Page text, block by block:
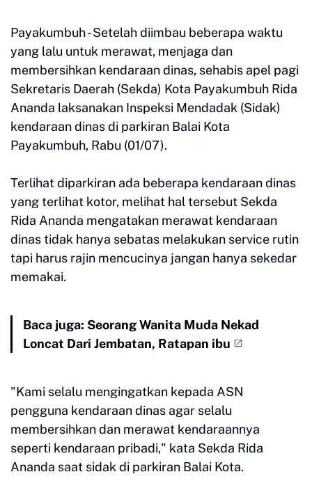
Payakumbuh - Setelah diimbau beberapa waktu
yang lalu untuk merawat, menjaga dan
membersihkan kendaraan dinas, sehabis apel pagi
Sekretaris Daerah (Sekda) Kota Payakumbuh Rida
Ananda laksanakan Inspeksi Mendadak (Sidak)
kendaraan dinas di parkiran Balai Kota
Payakumbuh, Rabu (01/07).
Terlihat diparkiran ada beberapa kendaraan dinas
yang terlihat kotor, melihat hal tersebut Sekda
Rida Ananda mengatakan merawat kendaraan
dinas tidak hanya sebatas melakukan service rutin
tapi harus rajin mencucinya jangan hanya sekedar
memakai.
Baca juga: Seorang Wanita Muda Nekad
Loncat Dari Jembatan, Ratapan ibu
"Kami selalu mengingatkan kepada ASN
pengguna kendaraan dinas agar selalu
membersihkan dan merawat kendaraannya
seperti kendaraan pribadi," kata Sekda Rida
Ananda saat sidak di parkiran Balai Kota.